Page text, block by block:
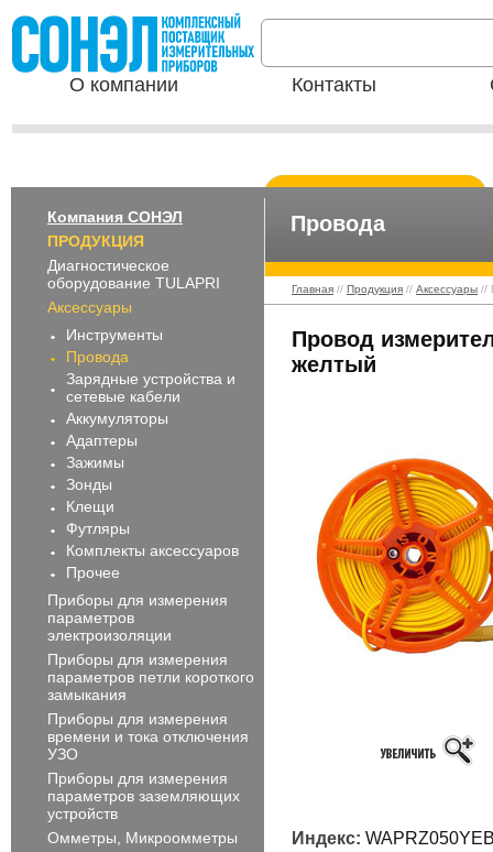
О компании Контакты
Компания СОНЭЛ
ПРОДУКЦИЯ
Диагностическое
оборудование TULAPRI
Аксессуары
Инструменты
Провода
Зарядные устройства и
сетевые кабели
Аккумуляторы
Адаптеры
Зажимы
Зонды
Клещи
Футляры
Комплекты аксессуаров
Прочее
Приборы для измерения
параметров
электроизоляции
Приборы для измерения
параметров петли короткого
замыкания
Приборы для измерения
времени и тока отключения
УЗО
Приборы для измерения
параметров заземляющих
устройств
Омметры, Микроомметры
Провода
Главная // Продукция // Аксессуары //
Провод
желтый
Индекс: